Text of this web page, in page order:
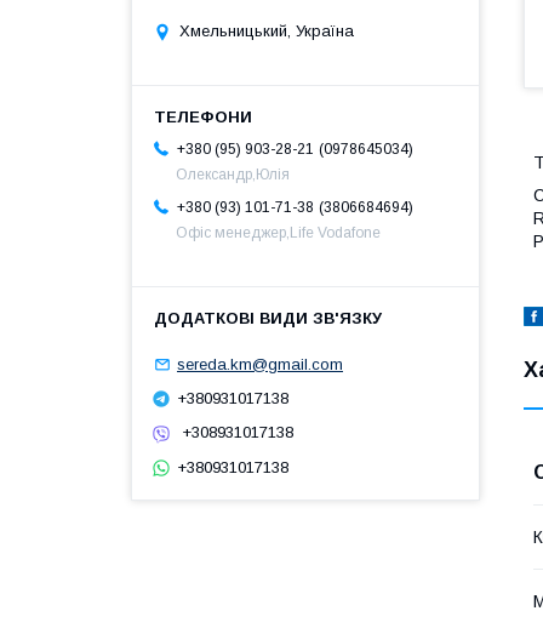
Хмельницький, Україна
+380 (95) 903-28-21
0978645034
Олександр,Юлія
+380 (93) 101-71-38
3806684694
Офіс менеджер,Life Vodafone
sereda.km@gmail.com
+380931017138
+308931017138
+380931017138